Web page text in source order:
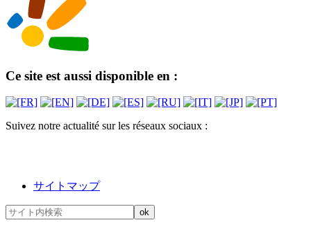
Ce site est aussi disponible en :
Suivez notre actualité sur les réseaux sociaux :
サイトマップ